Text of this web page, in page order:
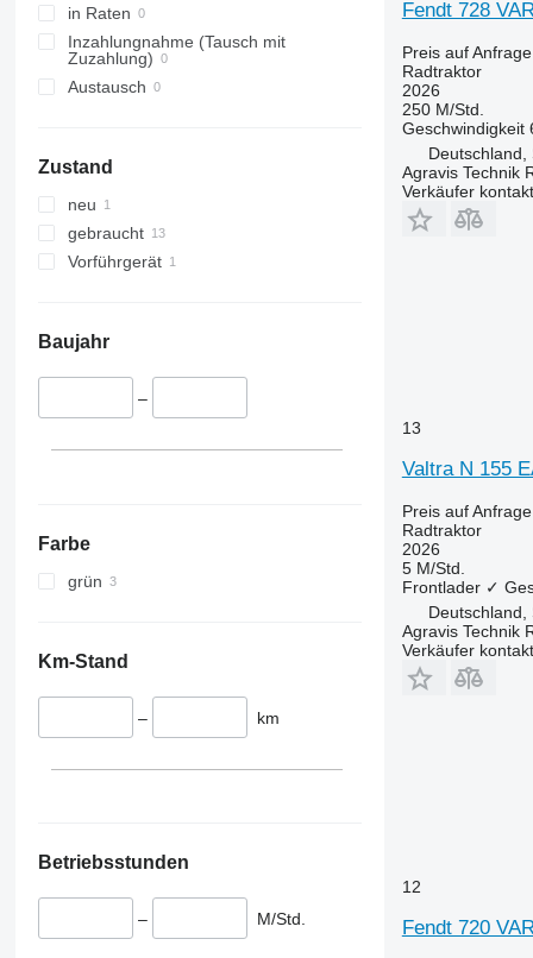
in Raten
Inzahlungnahme (Tausch mit
Zuzahlung)
Austausch
Zustand
neu
gebraucht
Vorführgerät
Baujahr
–
Farbe
grün
Km-Stand
– km
Betriebsstunden
– M/Std.
Fendt 728
Preis auf Anfrage
Radtraktor
2026
250 M/Std.
Geschwindigkeit
Deutschland,
Agravis Technik
Verkäufer
13
Valtra N 155
Preis auf Anfrage
Radtraktor
2026
5 M/Std.
Frontlader ✓
Deutschland,
Agravis Technik
Verkäufer
12
Fendt 720